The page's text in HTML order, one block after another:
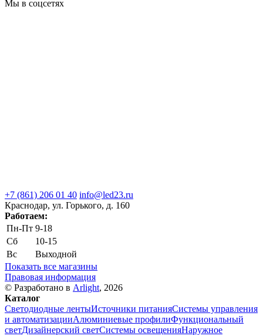
Мы в соцсетях
+7 (861) 206 01 40 info@led23.ru
Краснодар, ул. Горького, д. 160
Работаем:
Пн-Пт 9-18
Сб
10-15
Вс
Выходной
Показать все магазины
Правовая информация
© Разработано в Arlight, 2026
Каталог
Светодиодные лентыИсточники питанияСистемы управления
и автоматизацииАлюминиевые профилиФункциональный
светДизайнерский светСистемы освещенияНаружное